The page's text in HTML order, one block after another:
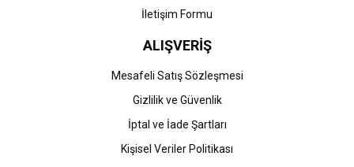
İletişim Formu
ALIŞVERİŞ
Mesafeli Satış Sözleşmesi
Gizlilik ve Güvenlik
İptal ve İade Şartları
Kişisel Veriler Politikası